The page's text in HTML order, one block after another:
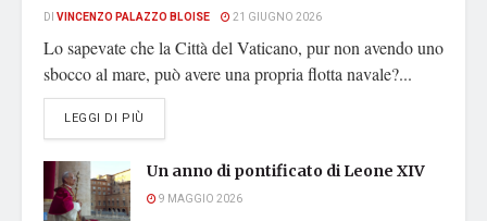
DI VINCENZO PALAZZO BLOISE 21 GIUGNO 2026
Lo sapevate che la Città del Vaticano, pur non avendo uno
sbocco al mare, può avere una propria flotta navale?...
LEGGI DI PIÙ
Un anno di pontificato di Leone XIV
9 MAGGIO 2026